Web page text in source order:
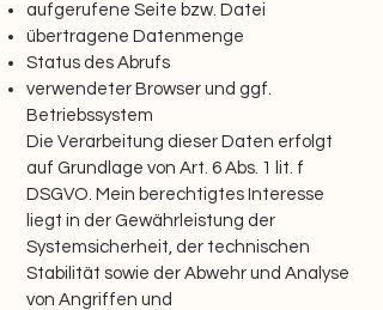
aufgerufene Seite bzw. Datei
übertragene Datenmenge
Status des Abrufs
verwendeter Browser und ggf.
Betriebssystem
Die Verarbeitung dieser Daten erfolgt
auf Grundlage von Art. 6 Abs. 1 lit. f
DSGVO. Mein berechtigtes Interesse
liegt in der Gewährleistung der
Systemsicherheit, der technischen
Stabilität sowie der Abwehr und Analyse
von Angriffen und